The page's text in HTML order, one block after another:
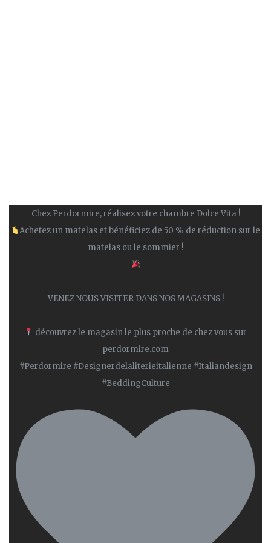
Chez Perdormire, réalisez votre chambre Dolce Vita !
Achetez un matelas et bénéficiez de 50 % de réduction sur le
matelas ou le sommier !
VENEZ NOUS VISITER DANS NOS MAGASINS !
découvrez le magasin le plus proche de chez vous sur
perdormire.com
#Perdormire #Designerdelaliterieitalienne #Italiandesign
#BeddingCulture